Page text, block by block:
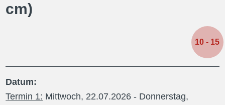
cm)
10 - 15
Datum:
Termin 1: Mittwoch, 22.07.2026 - Donnerstag,